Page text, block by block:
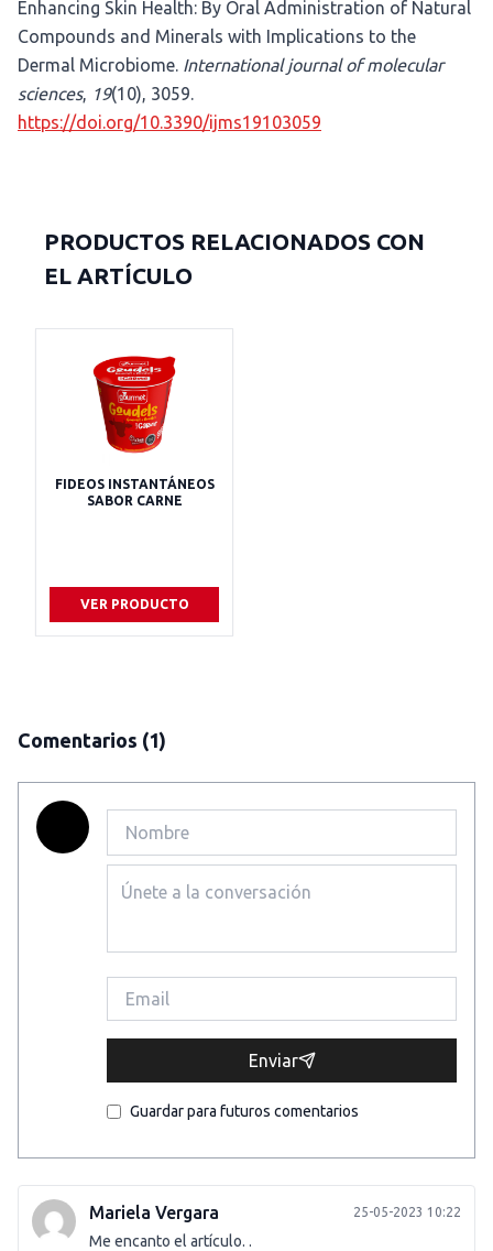
Enhancing Skin Health: By Oral Administration of Natural
Compounds and Minerals with Implications to the
Dermal Microbiome. International journal of molecular
sciences, 19(10), 3059.
https://doi.org/10.3390/ijms19103059
PRODUCTOS RELACIONADOS CON
EL ARTÍCULO
FIDEOS INSTANTÁNEOS
SABOR CARNE
VER PRODUCTO
Comentarios (1)
Enviar
Guardar para futuros comentarios
Mariela Vergara 25-05-2023 10:22
Me encanto el artículo. .